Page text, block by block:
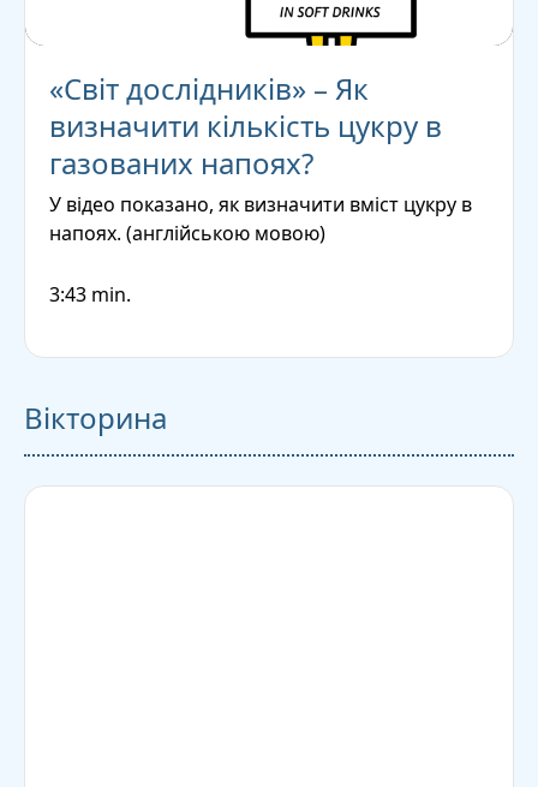
«Світ дослідників» – Як
визначити кількість цукру в
газованих напоях?
У відео показано, як визначити вміст цукру в
напоях. (англійською мовою)
3:43 min.
Вікторина